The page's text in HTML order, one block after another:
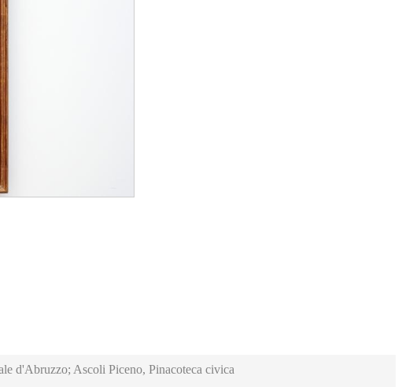
d'Abruzzo; Ascoli Piceno, Pinacoteca civica